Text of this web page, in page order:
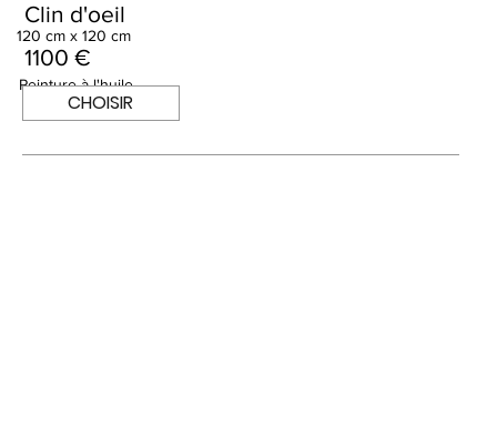
Clin d'oeil
Peinture à l'huile
1100 €
120 cm x 120 cm
CHOISIR